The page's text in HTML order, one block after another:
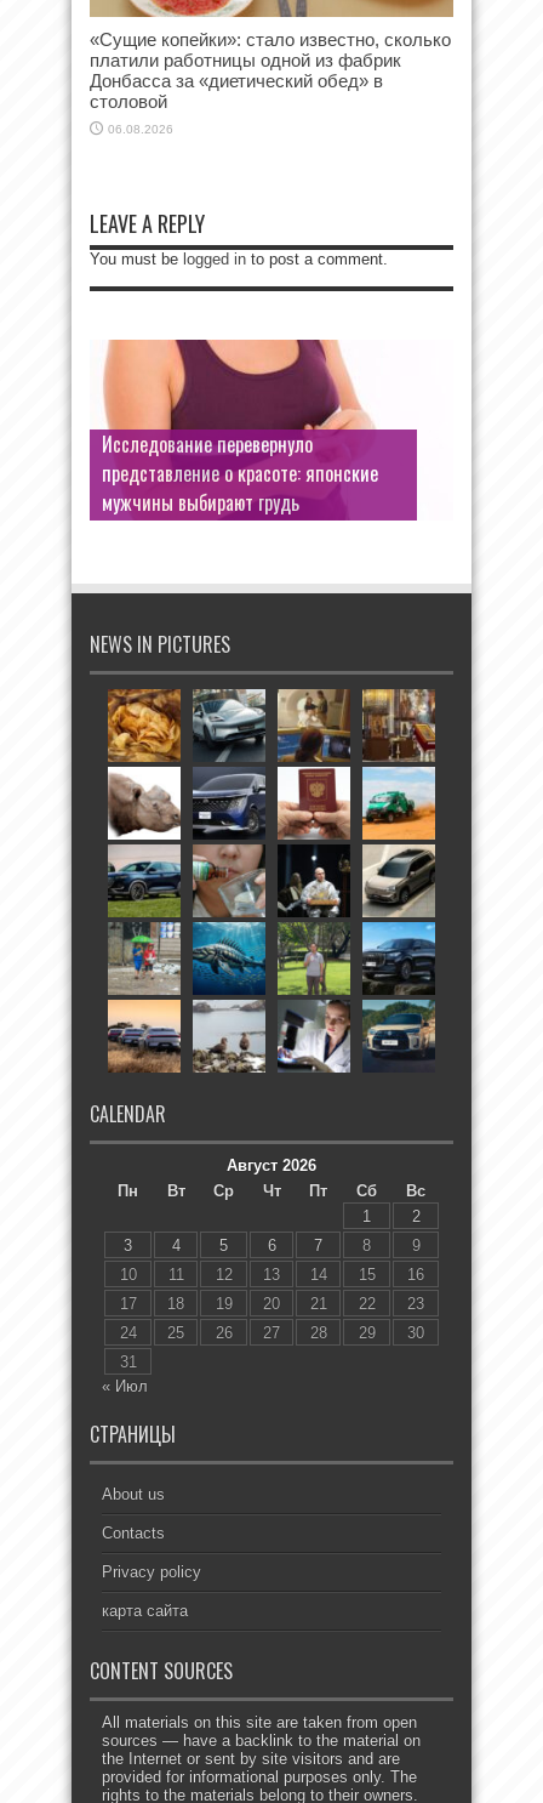
«Сущие копейки»: стало известно, сколько
платили работницы одной из фабрик
Донбасса за «диетический обед» в
столовой
06.08.2026
LEAVE A REPLY
You must be logged in to post a comment.
Исследование перевернуло
представление о красоте: японские
мужчины выбирают грудь
NEWS IN PICTURES
CALENDAR
Август 2026
Пн
Вт Ср Чт Пт Сб
Вс
1
2
3
4 5 6 7 8
9
10
11 12 13 14 15
16
17
18 19 20 21 22
23
24
25 26 27 28 29
30
31
« Июл
СТРАНИЦЫ
About us
Contacts
Privacy policy
карта сайта
CONTENT SOURCES
All materials on this site are taken from open
sources — have a backlink to the material on
the Internet or sent by site visitors and are
provided for informational purposes only. The
rights to the materials belong to their owners.